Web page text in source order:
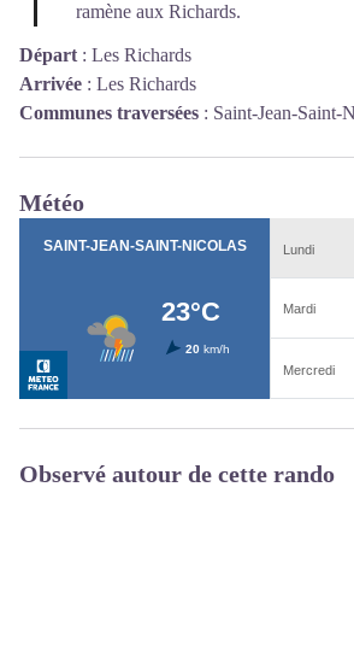
ramène aux Richards.
Départ : Les Richards
Arrivée : Les Richards
Communes traversées : Saint-Jean-Saint-
Météo
Observé autour de cette rando